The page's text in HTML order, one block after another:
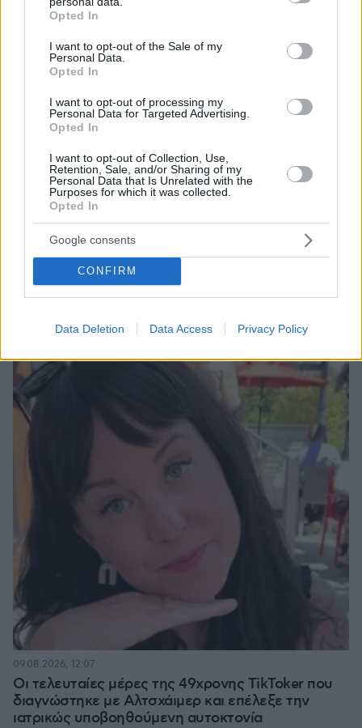
grant or deny consent to Google and its third-party tags to
use your data for below specified purposes in below Google
consent section.
Opted In
I want to opt-out of the Sale of my
Personal Data.
Opted In
I want to opt-out of processing my
Personal Data for Targeted Advertising.
Opted In
I want to opt-out of Collection, Use,
Retention, Sale, and/or Sharing of my
Personal Data that Is Unrelated with the
Purposes for which it was collected.
Opted In
Google consents
CONFIRM
Data Deletion Data Access Privacy Policy
Ασθενής ξυλοκόπησε νοσηλεύτρια στα Επείγοντα
του Ερυθρού Σταυρού, την άρπαξε από τα μαλλιά
και τη χτύπησε σε πόρτες - Τι καταγγέλλει η
09.08.2026, 10:51
Οι τελευταίες μέρες της 49χρονης TikToker που
διαγνώστηκε με Αλτσχάιμερ και επέλεξε την
ιατρικώς υποβοηθούμενη αυτοκτονία
09.08.2026, 12:07